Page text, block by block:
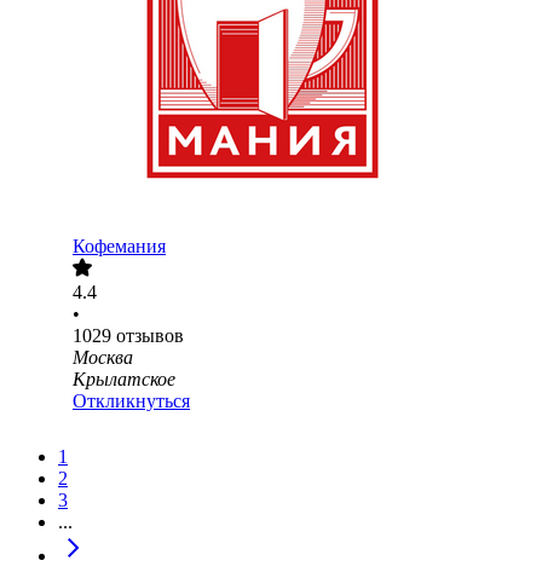
Кофемания
4.4
•
1029 отзывов
Москва
Крылатское
Откликнуться
1
2
3
...